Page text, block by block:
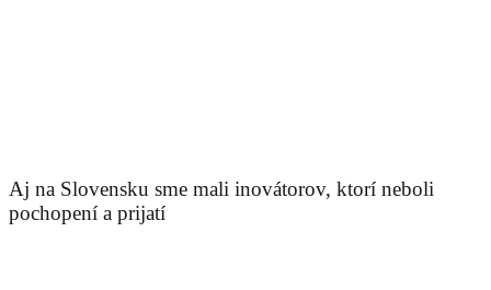
Aj na Slovensku sme mali inovátorov, ktorí neboli
pochopení a prijatí